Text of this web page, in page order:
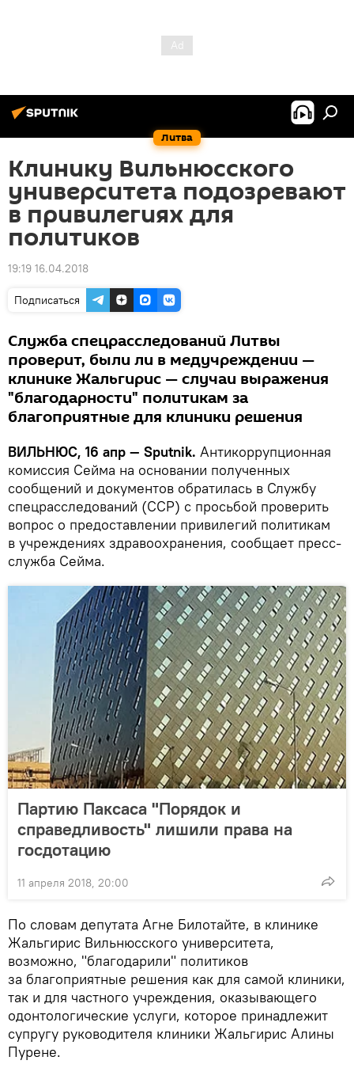
Литва
Клинику Вильнюсского
университета подозревают
в привилегиях для
политиков
19:19 16.04.2018
Подписаться
Служба спецрасследований Литвы
проверит, были ли в медучреждении —
клинике Жальгирис — случаи выражения
"благодарности" политикам за
благоприятные для клиники решения
ВИЛЬНЮС, 16 апр — Sputnik. Антикоррупционная
комиссия Сейма на основании полученных
сообщений и документов обратилась в Службу
спецрасследований (ССР) с просьбой проверить
вопрос о предоставлении привилегий политикам
в учреждениях здравоохранения, сообщает пресс-
служба Сейма.
Партию Паксаса "Порядок и
справедливость" лишили права на
госдотацию
11 апреля 2018, 20:00
По словам депутата Агне Билотайте, в клинике
Жальгирис Вильнюсского университета,
возможно, "благодарили" политиков
за благоприятные решения как для самой клиники,
так и для частного учреждения, оказывающего
одонтологические услуги, которое принадлежит
супругу руководителя клиники Жальгирис Алины
Пурене.